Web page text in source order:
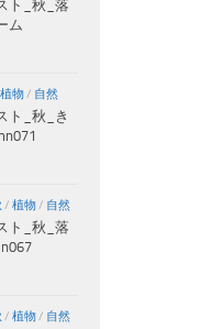
ト_秋_落
ム
植物/ 自然
ト_秋_き
/ 植物/ 自然
ト_秋_落
/ 植物/ 自然